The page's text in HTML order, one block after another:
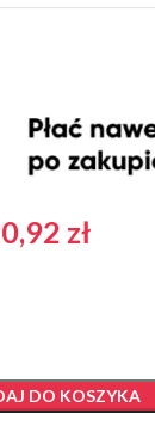
zł
DO KOSZYKA